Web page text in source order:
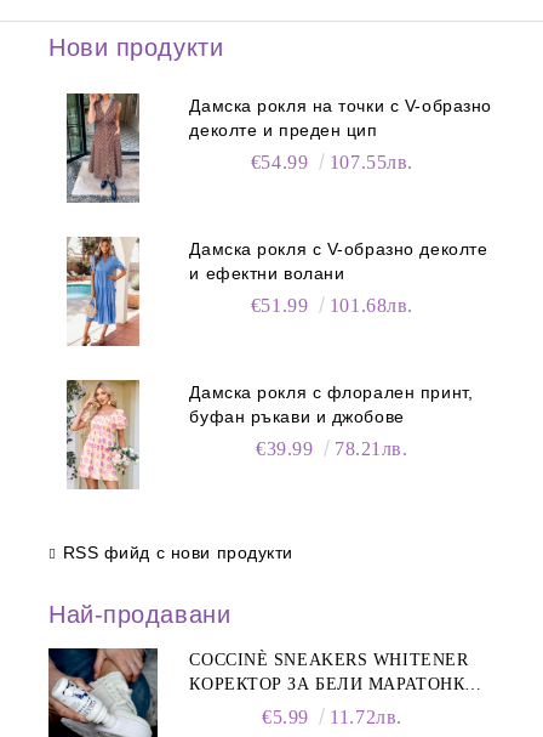
Нови продукти
Дамска рокля на точки с V-образно
деколте и преден цип
€54.99 107.55лв.
Дамска рокля с V-образно деколте
и ефектни волани
€51.99 101.68лв.
Дамска рокля с флорален принт,
буфан ръкави и джобове
€39.99 78.21лв.
RSS фийд с нови продукти
Най-продавани
COCCINÈ SNEAKERS WHITENER
КОРЕКТОР ЗА БЕЛИ МАРАТОНКИ,
€5.99 11.72лв.